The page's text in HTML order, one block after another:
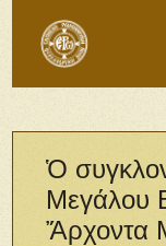
Ὁ
Μεγάλου
Ἄρχοντα